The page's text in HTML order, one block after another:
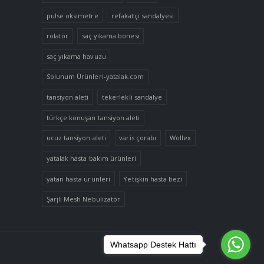
pulse oksimetre refakatçi sandalyesi
rolatör saç yıkama bonesi
saç yıkama havuzu
Solunum Ürünleri-yatalak.com
tansiyon aleti tekerlekli sandalye
türkçe konuşan tansiyon aleti
ucuz tansiyon aleti varis çorabı Wollex
yatalak hasta bakım ürünleri
yatan hasta ürünleri Yetişkin hasta bezi
Şarjlı Mesh Nebulizatör
Whatsapp Destek Hattı